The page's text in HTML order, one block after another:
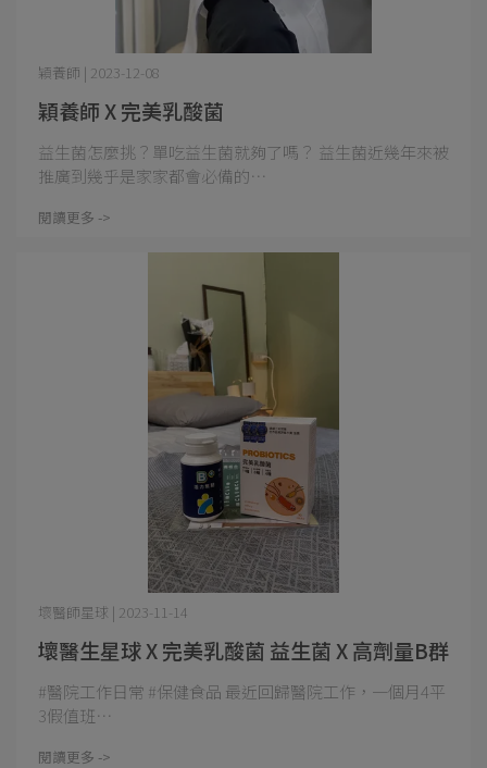
穎養師 X 完美乳酸菌
穎養師 | 2023-12-08
益生菌怎麼挑？單吃益生菌就夠了嗎？ 益生菌近幾年來被
推廣到幾乎是家家都會必備的⋯
閱讀更多 ->
壞醫生星球 X 完美乳酸菌 益生菌 X 高劑量B群
壞醫師星球 | 2023-11-14
#醫院工作日常 #保健食品 最近回歸醫院工作，一個月4平
3假值班⋯
閱讀更多 ->